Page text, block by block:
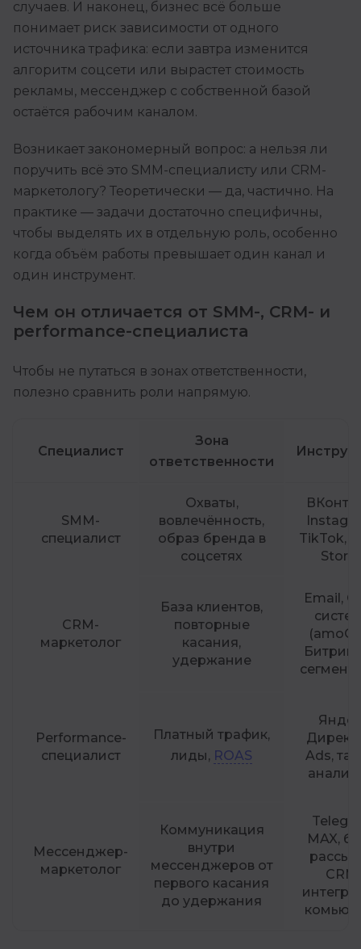
случаев. И наконец, бизнес всё больше
понимает риск зависимости от одного
источника трафика: если завтра изменится
алгоритм соцсети или вырастет стоимость
рекламы, мессенджер с собственной базой
остаётся рабочим каналом.
Возникает закономерный вопрос: а нельзя ли
поручить всё это SMM-специалисту или CRM-
маркетологу? Теоретически — да, частично. На
практике — задачи достаточно специфичны,
чтобы выделять их в отдельную роль, особенно
когда объём работы превышает один канал и
один инструмент.
Чем он отличается от SMM-, CRM- и
performance-специалиста
Чтобы не путаться в зонах ответственности,
полезно сравнить роли напрямую.
Специалист
Зона
ответственности
SMM-
специалист
Охваты,
вовлечённость,
образ бренда в
соцсетях
TikTok,
CRM-
маркетолог
База клиентов,
повторные
касания,
удержание
Email,
Performance-
специалист
Платный трафик,
лиды, ROAS
Ads,
Мессенджер-
маркетолог
Коммуникация
внутри
мессенджеров от
первого касания
до удержания
MAX,